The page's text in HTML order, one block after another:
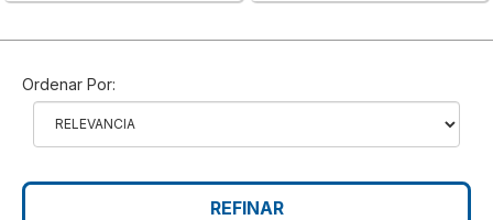
Ordenar Por:
REFINAR